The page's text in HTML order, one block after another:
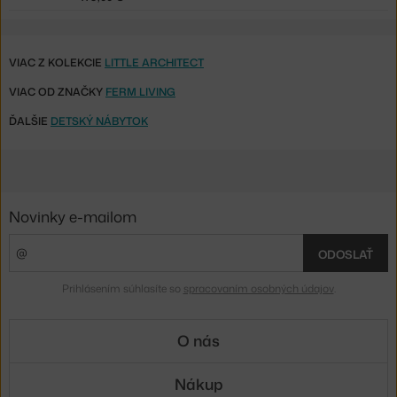
VIAC Z KOLEKCIE LITTLE ARCHITECT
VIAC OD ZNAČKY FERM LIVING
ĎALŠIE DETSKÝ NÁBYTOK
Novinky e-mailom
ODOSLAŤ
Prihlásením súhlasíte so spracovaním osobných údajov.
O nás
Nákup